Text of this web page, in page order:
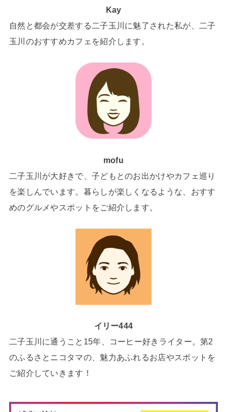
Kay
自然と都会が交差する二子玉川に魅了された私が、二子
玉川のおすすめカフェを紹介します。
mofu
二子玉川が大好きで、子どもとのお出かけやカフェ巡り
を楽しんでいます。暮らしが楽しくなるような、おすす
めのグルメやスポットをご紹介します。
イリー444
二子玉川に通うこと15年、コーヒー好きライター。第2
のふるさとニコタマの、魅力あふれるお店やスポットを
ご紹介していきます！